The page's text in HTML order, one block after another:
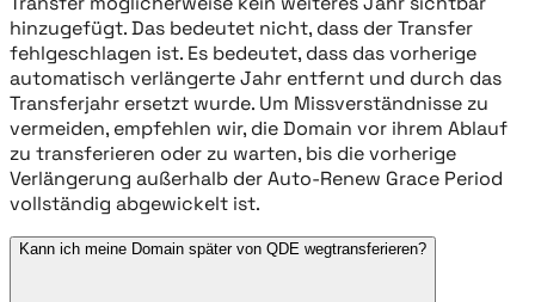
hinzugefügt. Das bedeutet nicht, dass der Transfer
fehlgeschlagen ist. Es bedeutet, dass das vorherige
automatisch verlängerte Jahr entfernt und durch das
Transferjahr ersetzt wurde. Um Missverständnisse zu
vermeiden, empfehlen wir, die Domain vor ihrem Ablauf
zu transferieren oder zu warten, bis die vorherige
Verlängerung außerhalb der Auto-Renew Grace Period
vollständig abgewickelt ist.
Kann ich meine Domain später von QDE wegtransferieren?